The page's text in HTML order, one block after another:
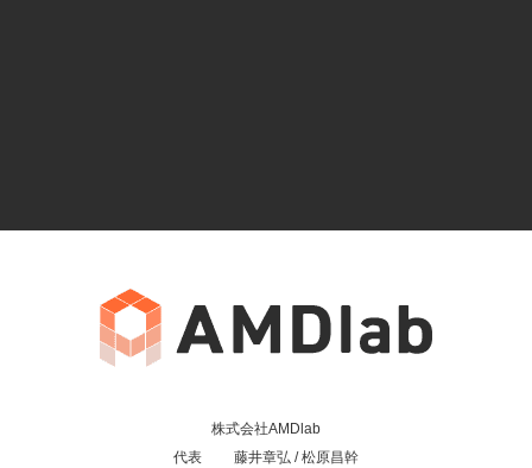
株式会社AMDlab
代表 藤井章弘 / 松原昌幹